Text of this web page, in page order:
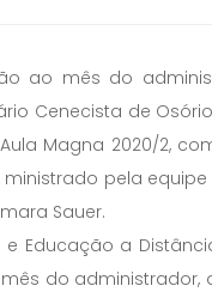
ao mês do
Cenecista de
Magna 2020/2,
pela
Sauer.
a
do